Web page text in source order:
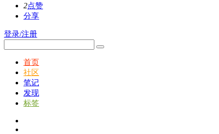
2点赞
分享
登录/注册
首页
社区
笔记
发现
标签